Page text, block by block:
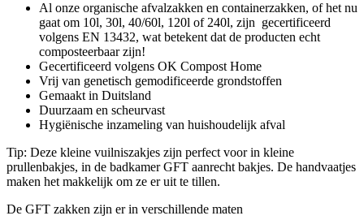
Al onze organische afvalzakken en containerzakken, of het nu
gaat om 10l, 30l, 40/60l, 120l of 240l, zijn gecertificeerd
volgens EN 13432, wat betekent dat de producten echt
composteerbaar zijn!
Gecertificeerd volgens OK Compost Home
Vrij van genetisch gemodificeerde grondstoffen
Gemaakt in Duitsland
Duurzaam en scheurvast
Hygiënische inzameling van huishoudelijk afval
Tip: Deze kleine vuilniszakjes zijn perfect voor in kleine
prullenbakjes, in de badkamer GFT aanrecht bakjes. De handvaatjes
maken het makkelijk om ze er uit te tillen.
De GFT zakken zijn er in verschillende maten